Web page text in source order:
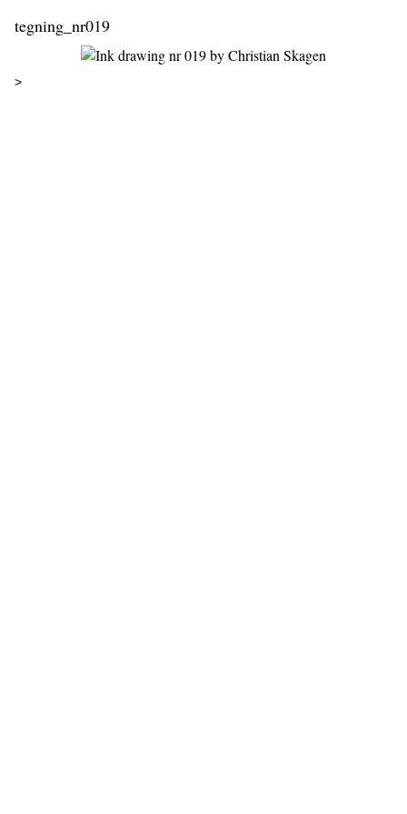
tegning_nr019
>